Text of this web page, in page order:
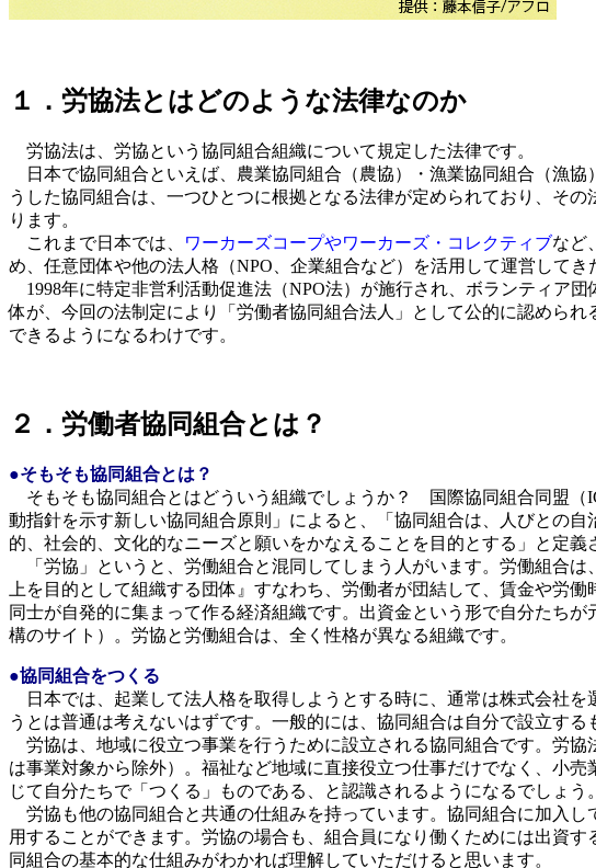
１．労協法とはどのような法律なのか
労協法は、労協という協同組合組織について規定した法律です。
日本で協同組合といえば、農業協同組合（農協）・漁業協同組合（漁
うした協同組合は、一つひとつに根拠となる法律が定められており、そ
ります。
これまで日本では、
ワーカーズコープやワーカーズ・コレクティブなど
め、任意団体や他の法人格（NPO、企業組合など）を活用して運営してき
1998年に特定非営利活動促進法（NPO法）が施行され、ボランティア
体が、今回の法制定により「労働者協同組合法人」として公的に認めら
できるようになるわけです。
２．労働者協同組合とは？
●そもそも協同組合とは？
そもそも協同組合とはどういう組織でしょうか？ 国際協同組合同盟（
動指針を示す新しい協同組合原則」によると、「協同組合は、人びとの
的、社会的、文化的なニーズと願いをかなえることを目的とする」と定
「労協」というと、労働組合と混同してしまう人がいます。労働組合
上を目的として組織する団体』すなわち、労働者が団結して、賃金や労
同士が自発的に集まって作る経済組織です。出資金という形で自分たち
構のサイト）。労協と労働組合は、全く性格が異なる組織です。
●協同組合をつくる
日本では、起業して法人格を取得しようとする時に、通常は株式会社
うとは普通は考えないはずです。一般的には、協同組合は自分で設立す
労協は、地域に役立つ事業を行うために設立される協同組合です。労
は事業対象から除外）。福祉など地域に直接役立つ仕事だけでなく、小
じて自分たちで「つくる」ものである、と認識されるようになるでしょう。
労協も他の協同組合と共通の仕組みを持っています。協同組合に加入
用することができます。労協の場合も、組合員になり働くためには出資
同組合の基本的な仕組みがわかれば理解していただけると思います。